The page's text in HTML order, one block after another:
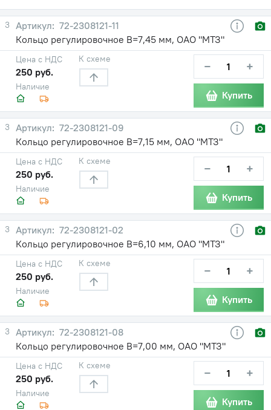
3
72-2308121-11
Кольцо регулировочное В=7,45 мм, ОАО "МТЗ"
Наличие
Цена с НДС
250 руб.
К схеме − +
Купить
3
72-2308121-09
Кольцо регулировочное В=7,15 мм, ОАО "МТЗ"
Наличие
Цена с НДС
250 руб.
К схеме − +
Купить
3
72-2308121-02
Кольцо регулировочное В=6,10 мм, ОАО "МТЗ"
Наличие
Цена с НДС
250 руб.
К схеме − +
Купить
3
72-2308121-08
Кольцо регулировочное В=7,00 мм, ОАО "МТЗ"
Наличие
Цена с НДС
250 руб.
К схеме − +
Купить